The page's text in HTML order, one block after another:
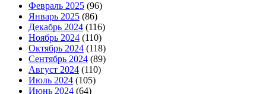
Февраль 2025 (96)
Январь 2025 (86)
Декабрь 2024 (116)
Ноябрь 2024 (110)
Октябрь 2024 (118)
Сентябрь 2024 (89)
Август 2024 (110)
Июль 2024 (105)
Июнь 2024 (64)